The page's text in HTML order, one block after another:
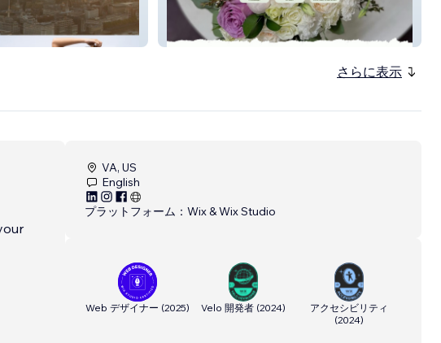
Flowers by Zoie
さらに表示
VA, US
English
プラットフォーム： Wix & Wix Studio
Web デザイナー (2025) Velo 開発者 (2024)
アクセシビリティ
(2024)